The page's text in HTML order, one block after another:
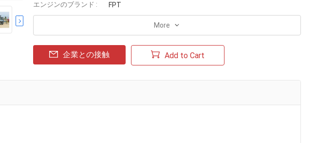
エンジンのブランド :
FPT
More
企業との接触 Add to Cart